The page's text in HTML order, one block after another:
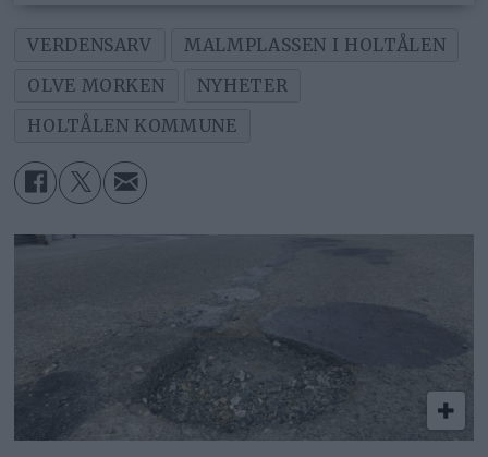
VERDENSARV
MALMPLASSEN I HOLTÅLEN
OLVE MORKEN
NYHETER
HOLTÅLEN KOMMUNE